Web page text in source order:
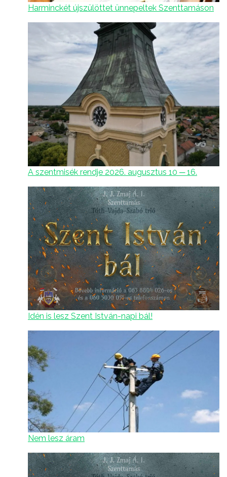
Harminckét újszülöttet ünnepeltek Szenttamáson
A szentmisék rendje 2026. augusztus 10 ─ 16.
Idén is lesz Szent István-napi bál!
Nem lesz áram